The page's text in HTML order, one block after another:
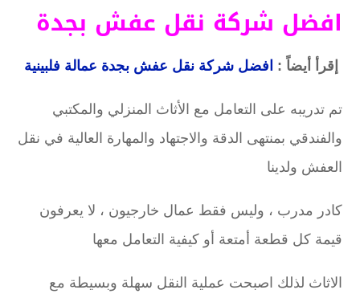
افضل شركة نقل عفش بجدة
إقرأ أيضاً : افضل شركة نقل عفش بجدة عمالة فلبينية
تم تدريبه على التعامل مع الأثاث المنزلي والمكتبي
والفندقي بمنتهى الدقة والاجتهاد والمهارة العالية في نقل
العفش ولدينا
كادر مدرب ، وليس فقط عمال خارجيون ، لا يعرفون
قيمة كل قطعة أمتعة أو كيفية التعامل معها
الاثاث لذلك اصبحت عملية النقل سهلة وبسيطة مع